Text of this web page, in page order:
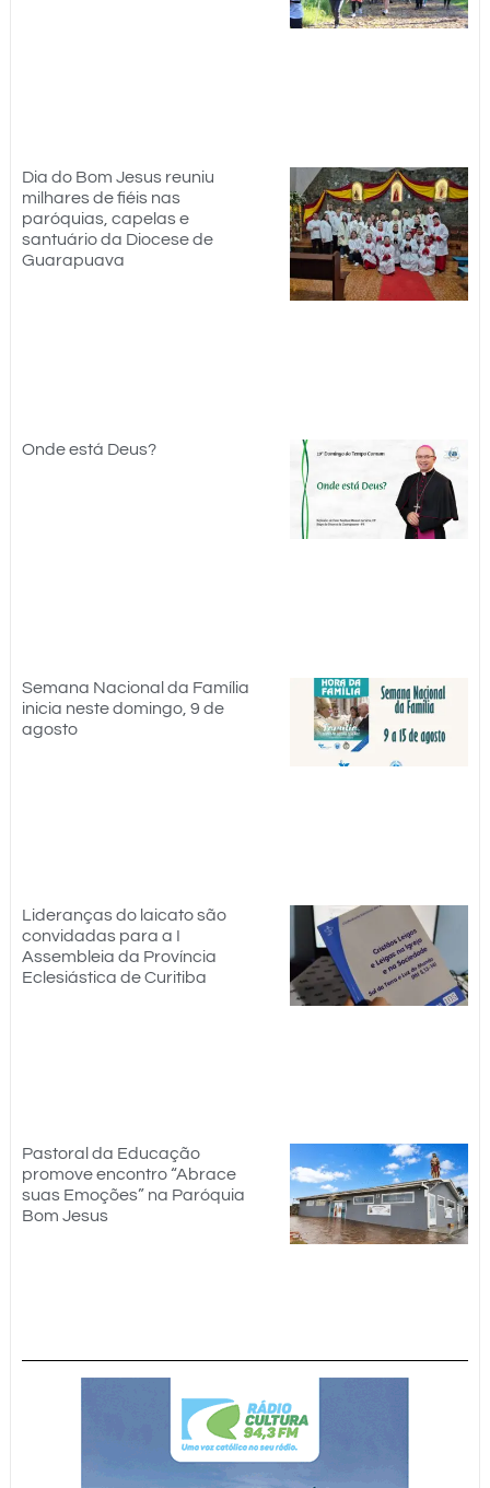
Dia do Bom Jesus reuniu
milhares de fiéis nas
paróquias, capelas e
santuário da Diocese de
Guarapuava
Onde está Deus?
Semana Nacional da Família
inicia neste domingo, 9 de
agosto
Lideranças do laicato são
convidadas para a I
Assembleia da Província
Eclesiástica de Curitiba
Pastoral da Educação
promove encontro “Abrace
suas Emoções” na Paróquia
Bom Jesus